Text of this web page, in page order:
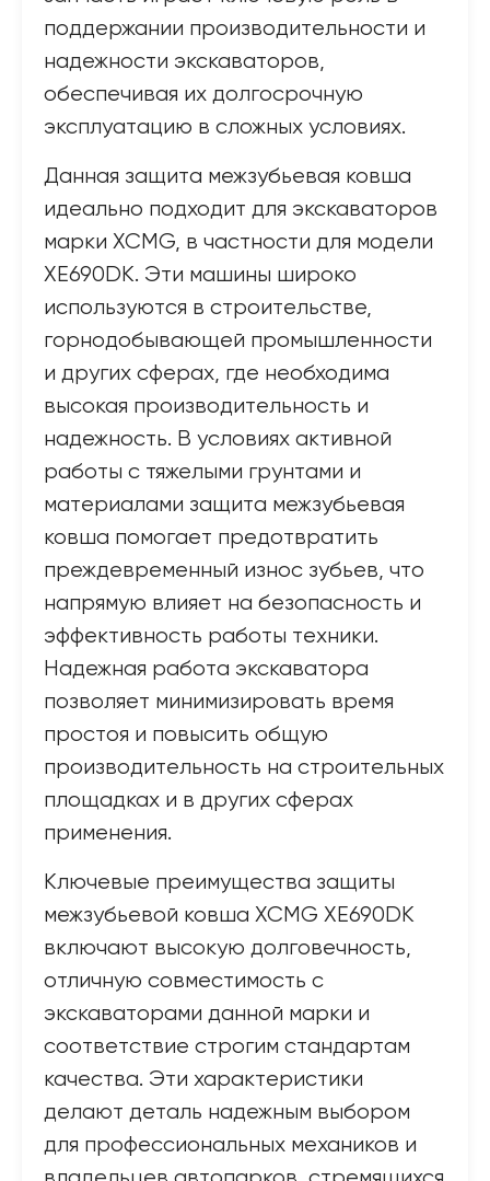
поддержании производительности и
надежности экскаваторов,
обеспечивая их долгосрочную
эксплуатацию в сложных условиях.
Данная защита межзубьевая ковша
идеально подходит для экскаваторов
марки XCMG, в частности для модели
XE690DK. Эти машины широко
используются в строительстве,
горнодобывающей промышленности
и других сферах, где необходима
высокая производительность и
надежность. В условиях активной
работы с тяжелыми грунтами и
материалами защита межзубьевая
ковша помогает предотвратить
преждевременный износ зубьев, что
напрямую влияет на безопасность и
эффективность работы техники.
Надежная работа экскаватора
позволяет минимизировать время
простоя и повысить общую
производительность на строительных
площадках и в других сферах
применения.
Ключевые преимущества защиты
межзубьевой ковша XCMG XE690DK
включают высокую долговечность,
отличную совместимость с
экскаваторами данной марки и
соответствие строгим стандартам
качества. Эти характеристики
делают деталь надежным выбором
для профессиональных механиков и